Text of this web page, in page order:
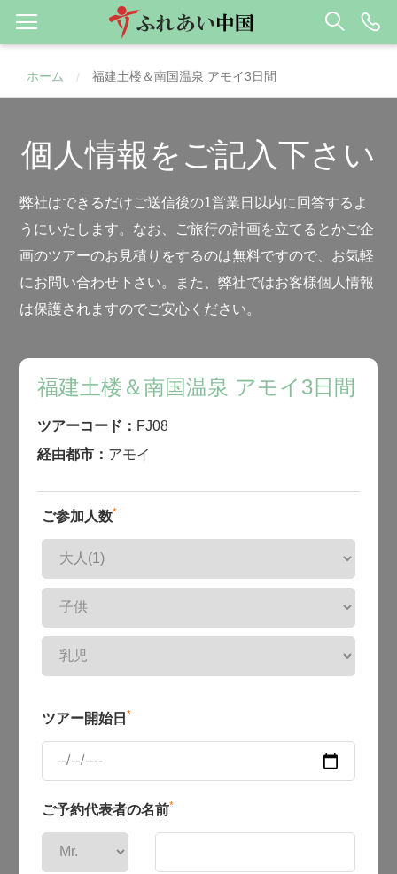
ホーム / 福建土楼＆南国温泉 アモイ3日間
個人情報をご記入下さい
弊社はできるだけご送信後の1営業日以内に回答するよ
うにいたします。なお、ご旅行の計画を立てるとかご企
画のツアーのお見積りをするのは無料ですので、お気軽
にお問い合わせ下さい。また、弊社ではお客様個人情報
は保護されますのでご安心ください。
福建土楼＆南国温泉 アモイ3日間
ツアーコード： FJ08
経由都市： アモイ
ご参加人数*
ツアー開始日 *
ご予約代表者の名前*